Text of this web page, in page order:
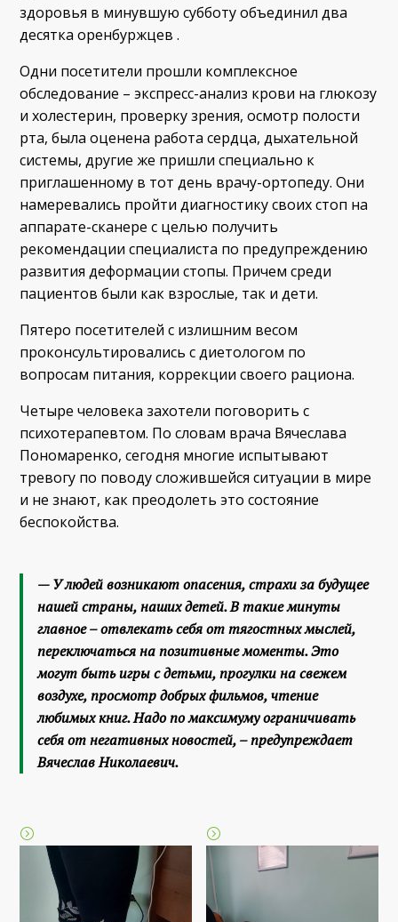
здоровья в минувшую субботу объединил два
десятка оренбуржцев .
Одни посетители прошли комплексное
обследование – экспресс-анализ крови на глюкозу
и холестерин, проверку зрения, осмотр полости
рта, была оценена работа сердца, дыхательной
системы, другие же пришли специально к
приглашенному в тот день врачу-ортопеду. Они
намеревались пройти диагностику своих стоп на
аппарате-сканере с целью получить
рекомендации специалиста по предупреждению
развития деформации стопы. Причем среди
пациентов были как взрослые, так и дети.
Пятеро посетителей с излишним весом
проконсультировались с диетологом по
вопросам питания, коррекции своего рациона.
Четыре человека захотели поговорить с
психотерапевтом. По словам врача Вячеслава
Пономаренко, сегодня многие испытывают
тревогу по поводу сложившейся ситуации в мире
и не знают, как преодолеть это состояние
беспокойства.
— У людей возникают опасения, страхи за будущее
нашей страны, наших детей. В такие минуты
главное – отвлекать себя от тягостных мыслей,
переключаться на позитивные моменты. Это
могут быть игры с детьми, прогулки на свежем
воздухе, просмотр добрых фильмов, чтение
любимых книг. Надо по максимуму ограничивать
себя от негативных новостей, – предупреждает
Вячеслав Николаевич.